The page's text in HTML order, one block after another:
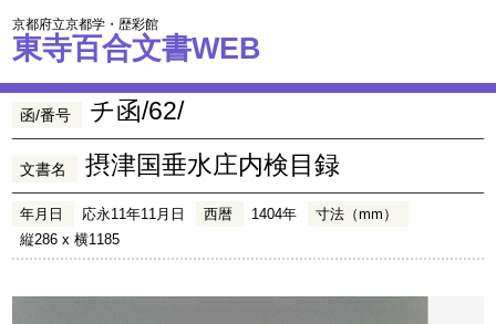
京都府立京都学・歴彩館
東寺百合文書WEB
函/番号 チ函/62/
文書名 摂津国垂水庄内検目録
年月日 応永11年11月日 西暦 1404年
寸法（mm）
縦286 x 横1185